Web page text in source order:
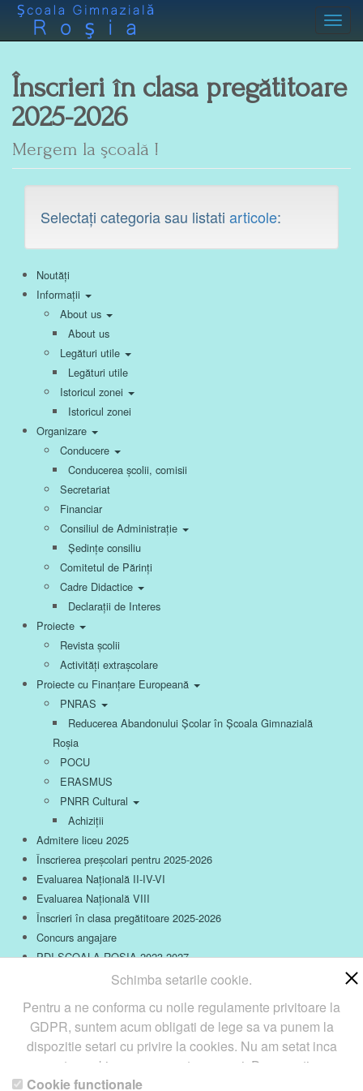
Înscrieri în clasa pregătitoare
2025-2026
Mergem la şcoală !
Selectați categoria sau listati articole:
Noutăți
Informații
About us
About us
Legături utile
Legături utile
Istoricul zonei
Istoricul zonei
Organizare
Conducere
Conducerea școlii, comisii
Secretariat
Financiar
Consiliul de Administrație
Ședințe consiliu
Comitetul de Părinți
Cadre Didactice
Declarații de Interes
Proiecte
Revista școlii
Activități extrașcolare
Proiecte cu Finanțare Europeană
PNRAS
Reducerea Abandonului Școlar în Școala Gimnazială
Roșia
POCU
ERASMUS
PNRR Cultural
Achiziții
Admitere liceu 2025
Înscrierea preșcolari pentru 2025-2026
Evaluarea Națională II-IV-VI
Evaluarea Națională VIII
Înscrieri în clasa pregătitoare 2025-2026
Concurs angajare
PDI ȘCOALA ROȘIA 2023-2027
Schimba setarile cookie.
Pentru a ne conforma cu noile regulamente privitoare la
GDPR, suntem acum obligati de lege sa va punem la
dispozitie setari cu privire la cookies. Nu am setat inca
aceste cookie care v-ar putea urmari. Daca vreti sa
schimbati aceste setari mai tarziu, va punem la dispozitie un
Cookie functionale